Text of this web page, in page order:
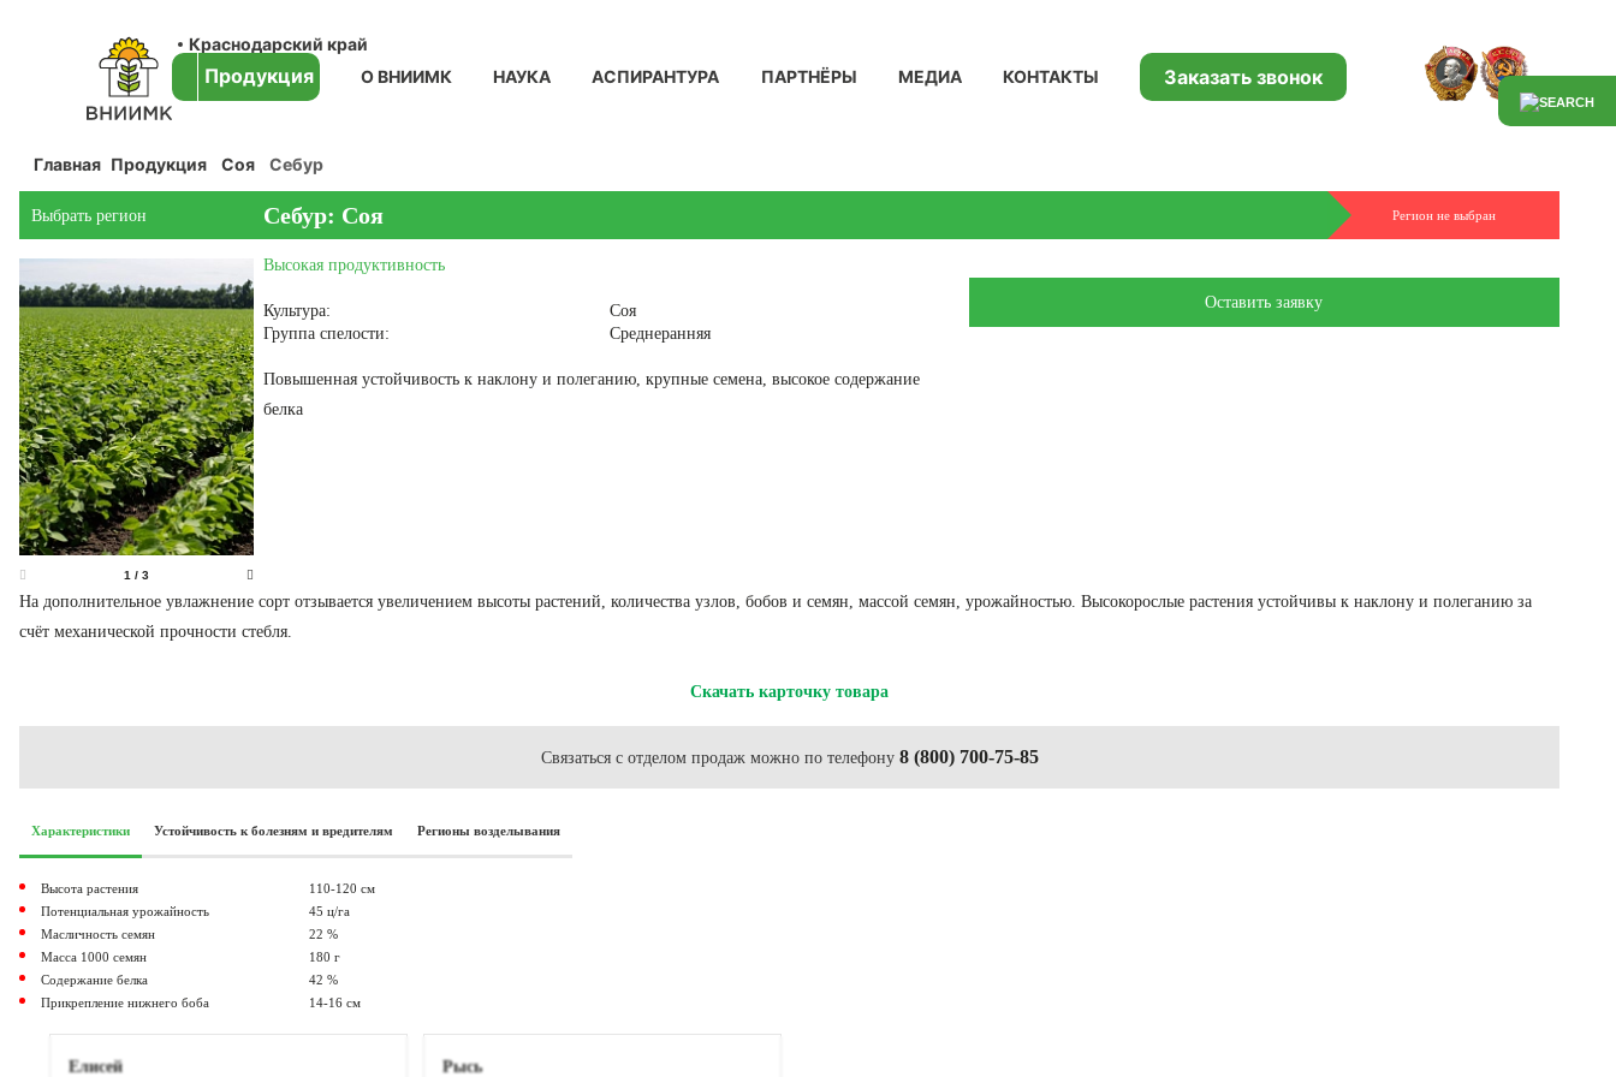
Краснодарский край
Продукция О ВНИИМК НАУКА АСПИРАНТУРА ПАРТНЁРЫ МЕДИА КОНТАКТЫ Заказать звонок
Главная Продукция Соя Себур
Выбрать регион Себур: Соя Регион не выбран
1 / 3
Высокая продуктивность
Культура:
Соя
Группа спелости:
Среднеранняя
Повышенная устойчивость к наклону и полеганию, крупные семена, высокое содержание
белка
Оставить заявку
На дополнительное увлажнение сорт отзывается увеличением высоты растений, количества узлов, бобов и семян, массой семян, урожайностью. Высокорослые растения устойчивы к наклону и полеганию за
счёт механической прочности стебля.
Скачать карточку товара
Связаться с отделом продаж можно по телефону 8 (800) 700-75-85
Характеристики Устойчивость к болезням и вредителям Регионы возделывания
Высота растения
110-120 см
Потенциальная урожайность
45 ц/га
Масличность семян
22 %
Масса 1000 семян
180 г
Содержание белка
42 %
Прикрепление нижнего боба
14-16 см
Елисей Рысь